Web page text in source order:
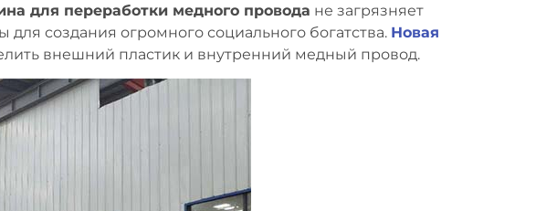
для переработки медного провода не загрязняет
создания огромного социального богатства. Новая
внешний пластик и внутренний медный провод.